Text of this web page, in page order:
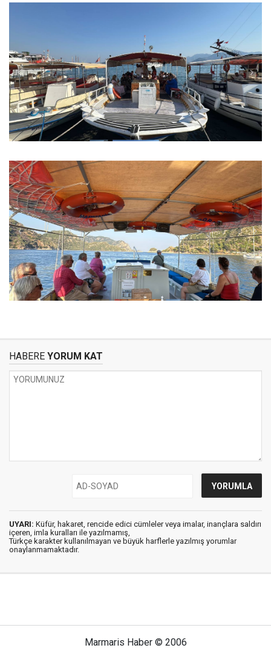
HABERE YORUM KAT
UYARI: Küfür, hakaret, rencide edici cümleler veya imalar, inançlara saldırı
içeren, imla kuralları ile yazılmamış,
Türkçe karakter kullanılmayan ve büyük harflerle yazılmış yorumlar
onaylanmamaktadır.
Marmaris Haber © 2006